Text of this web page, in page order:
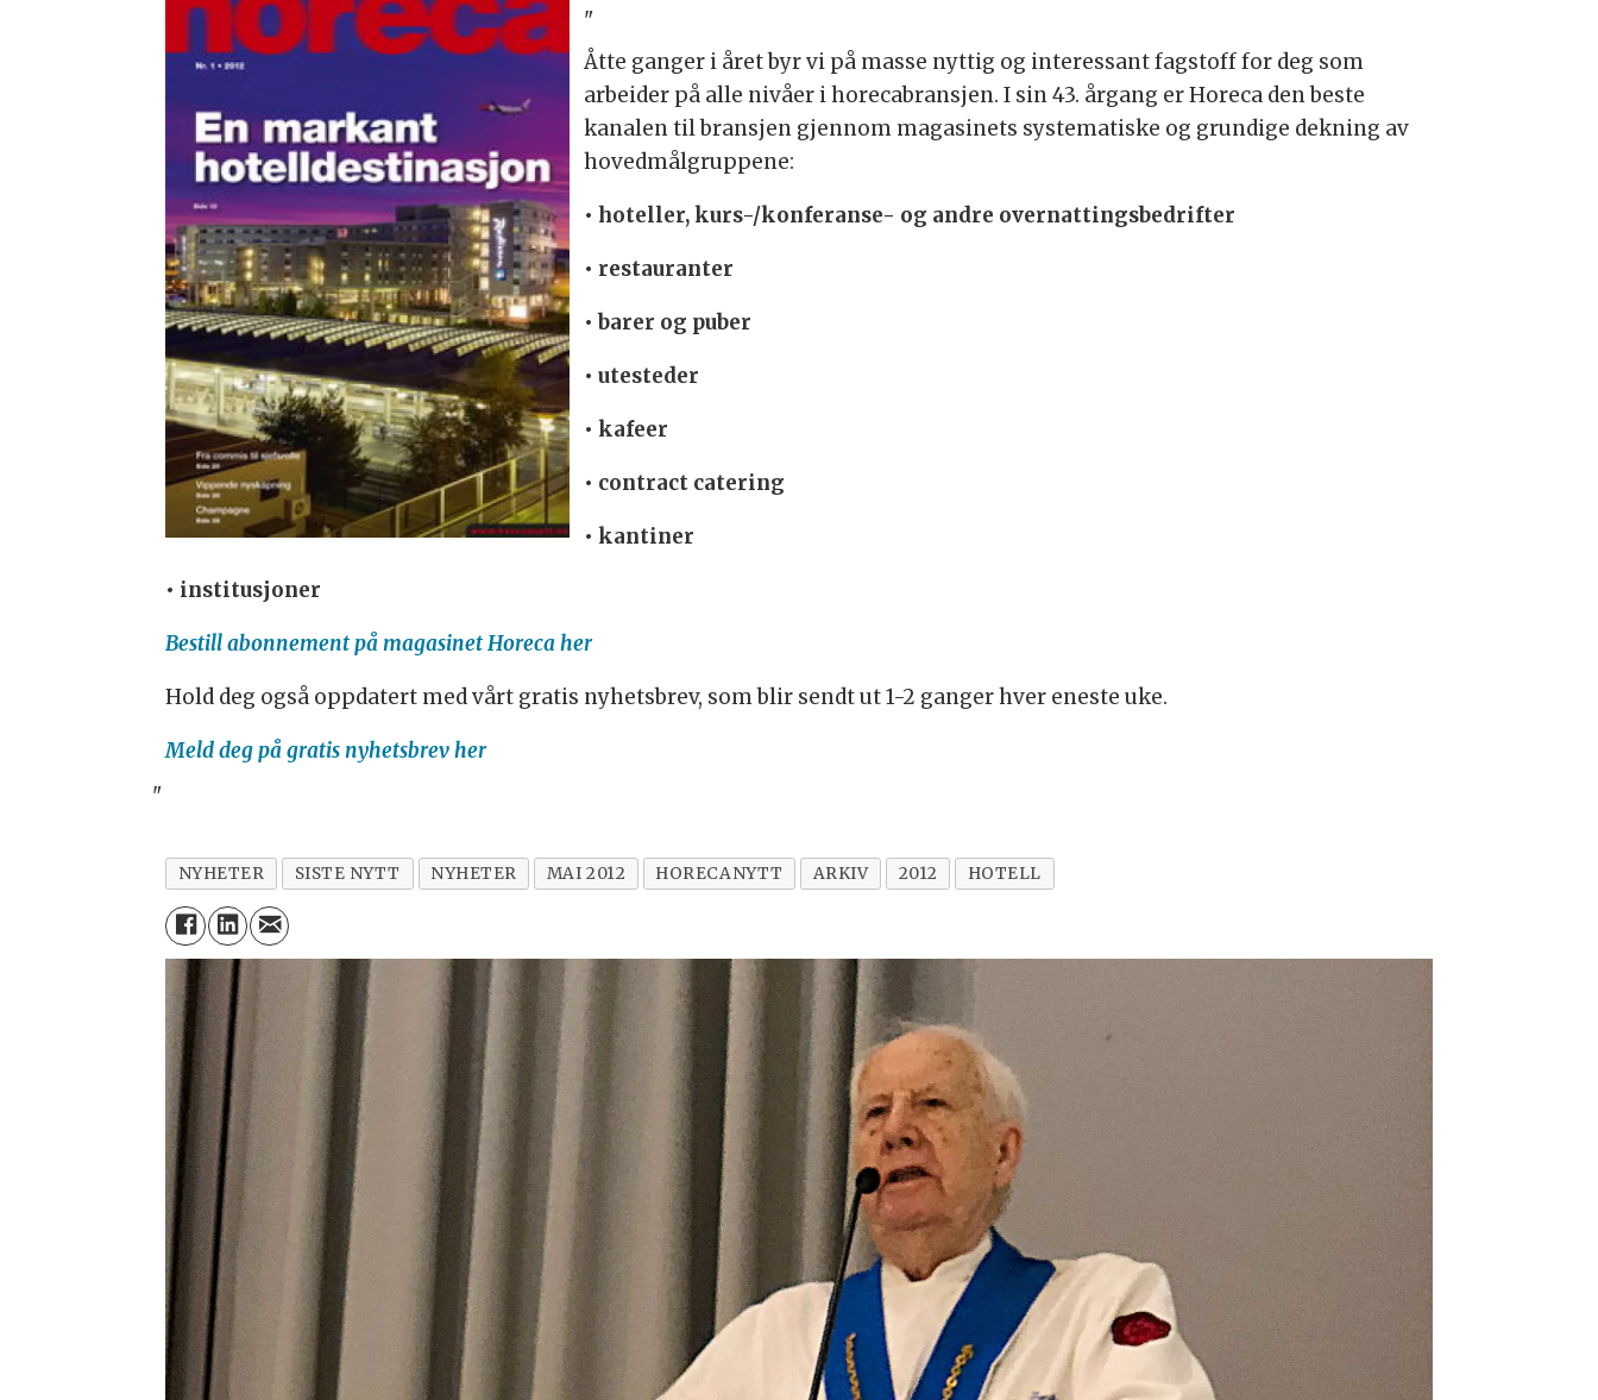
"
Åtte ganger i året byr vi på masse nyttig og interessant fagstoff for deg som
arbeider på alle nivåer i horecabransjen. I sin 43. årgang er Horeca den beste
kanalen til bransjen gjennom magasinets systematiske og grundige dekning av
hovedmålgruppene:
• hoteller, kurs-/konferanse- og andre overnattingsbedrifter
• restauranter
• barer og puber
• utesteder
• kafeer
• contract catering
• kantiner
• institusjoner
Bestill abonnement på magasinet Horeca her
Hold deg også oppdatert med vårt gratis nyhetsbrev, som blir sendt ut 1-2 ganger hver eneste uke.
Meld deg på gratis nyhetsbrev her
"
NYHETER SISTE NYTT NYHETER MAI 2012 HORECANYTT ARKIV 2012 HOTELL